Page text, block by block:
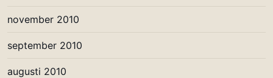
november 2010
september 2010
augusti 2010